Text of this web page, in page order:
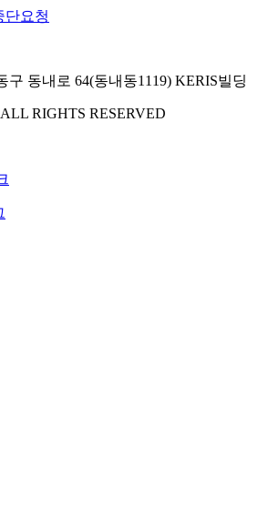
단요청
구 동내로 64(동내동1119) KERIS빌딩
RIGHTS RESERVED